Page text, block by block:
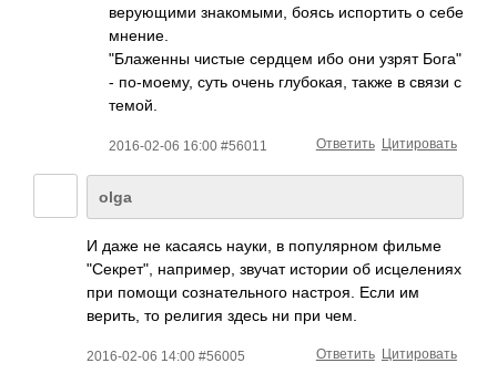
верующими знакомыми, боясь испортить о себе
мнение.
"Блаженны чистые сердцем ибо они узрят Бога"
- по-моему, суть очень глубокая, также в связи с
темой.
2016-02-06 16:00 #56011 Цитировать
Ответить
olga
И даже не касаясь науки, в популярном фильме
"Секрет", например, звучат истории об исцелениях
при помощи сознательного настроя. Если им
верить, то религия здесь ни при чем.
2016-02-06 14:00 #56005 Цитировать
Ответить